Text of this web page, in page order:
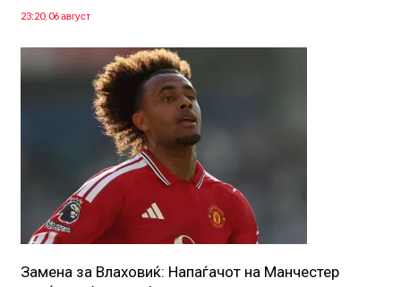
23:20, 06 август
Замена за Влаховиќ: Напаѓачот на Манчестер